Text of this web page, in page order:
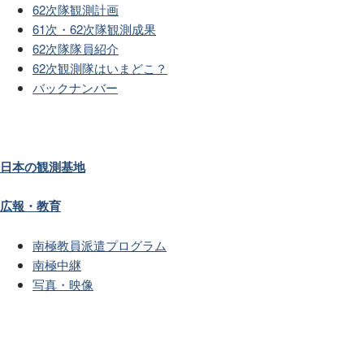
62次隊観測計画
61次・62次隊観測成果
62次隊隊員紹介
62次観測隊はいまどこ？
バックナンバー
日本の観測基地
広報・教育
南極教員派遣プログラム
南極中継
写真・映像